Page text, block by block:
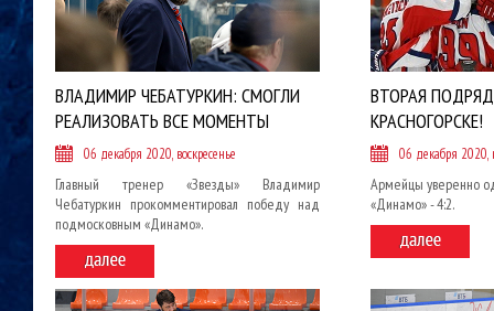
ВЛАДИМИР ЧЕБАТУРКИН: СМОГЛИ
РЕАЛИЗОВАТЬ ВСЕ МОМЕНТЫ
06 декабря 2020, воскресенье
Главный тренер «Звезды» Владимир
Чебатуркин прокомментировал победу над
подмосковным «Динамо».
ВТОРАЯ
КРАСНОГОРСКЕ!
06 декабря 2020,
Армейцы уверенно
«Динамо» - 4:2.